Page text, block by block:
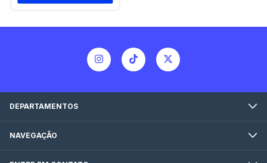
DEPARTAMENTOS
NAVEGAÇÃO